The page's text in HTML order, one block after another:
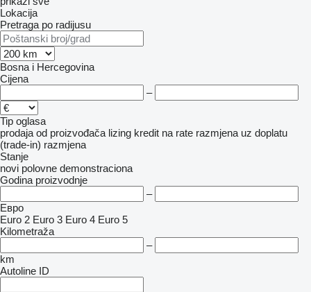
Lokacija
Pretraga po radijusu
Bosna i Hercegovina
Cijena
–
Tip oglasa
prodaja od proizvođača lizing kredit na rate razmjena uz doplatu
(trade-in) razmjena
Stanje
novi polovne demonstraciona
Godina proizvodnje
–
Евро
Euro 2 Euro 3 Euro 4 Euro 5
Kilometraža
–
km
Autoline ID